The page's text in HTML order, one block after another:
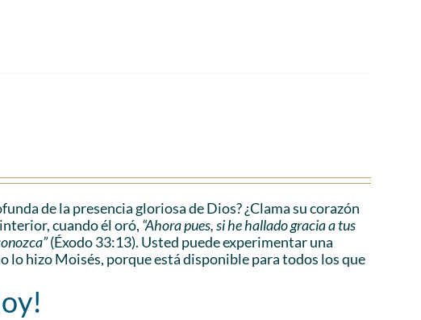
de la presencia gloriosa de Dios? ¿Clama su corazón
cuando él oró, “Ahora pues, si he hallado gracia a tus
(Éxodo 33:13). Usted puede experimentar una
lo hizo Moisés, porque está disponible para todos los que